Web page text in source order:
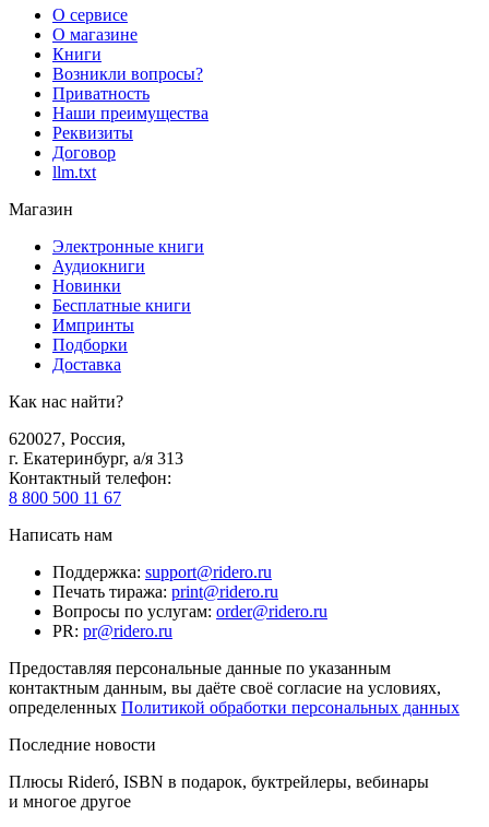
О сервисе
О магазине
Книги
Возникли вопросы?
Приватность
Наши преимущества
Реквизиты
Договор
llm.txt
Магазин
Электронные книги
Аудиокниги
Новинки
Бесплатные книги
Импринты
Подборки
Доставка
Как нас найти?
620027, Россия,
г. Екатеринбург, а/я 313
Контактный телефон:
8 800 500 11 67
Написать нам
Поддержка: support@ridero.ru
Печать тиража: print@ridero.ru
Вопросы по услугам: order@ridero.ru
PR: pr@ridero.ru
Предоставляя персональные данные по указанным
контактным данным, вы даёте своё согласие на условиях,
определенных Политикой обработки персональных данных
Последние новости
Плюсы Rideró, ISBN в подарок, буктрейлеры, вебинары
и многое другое